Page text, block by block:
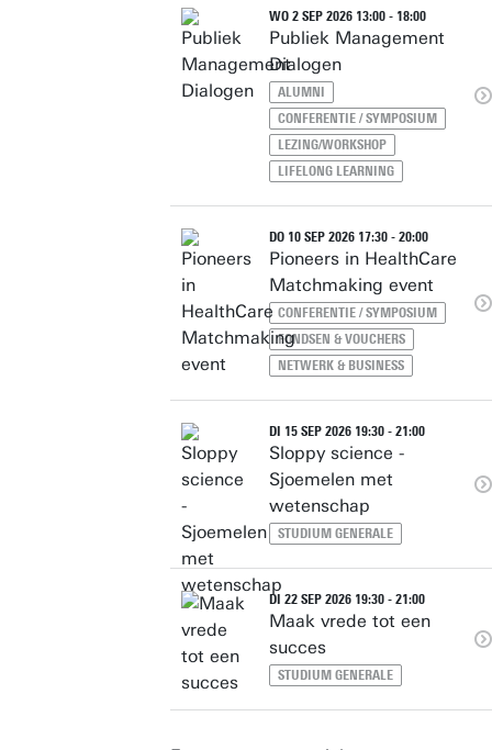
WO 2 SEP 2026 13:00 - 18:00
Publiek Management
Dialogen
ALUMNI
CONFERENTIE / SYMPOSIUM
LEZING/WORKSHOP
LIFELONG LEARNING
DO 10 SEP 2026 17:30 - 20:00
Pioneers in HealthCare
Matchmaking event
CONFERENTIE / SYMPOSIUM
FONDSEN & VOUCHERS
NETWERK & BUSINESS
DI 15 SEP 2026 19:30 - 21:00
Sloppy science -
Sjoemelen met
wetenschap
STUDIUM GENERALE
DI 22 SEP 2026 19:30 - 21:00
Maak vrede tot een
succes
STUDIUM GENERALE